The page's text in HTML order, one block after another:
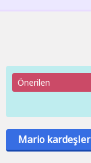
Mario kardeşler